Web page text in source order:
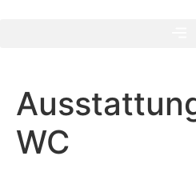
WC